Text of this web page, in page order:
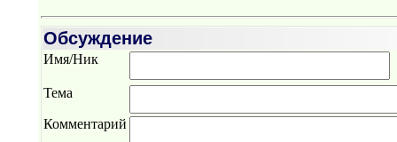
Обсуждение
Имя/Ник
Тема
Комментарий